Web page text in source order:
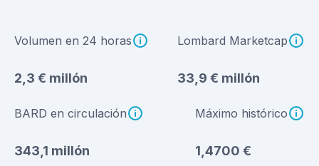
Volumen en 24 horas
2,3 € millón
Lombard Marketcap
33,9 € millón
BARD en circulación
343,1 millón
Máximo histórico
1,4700 €